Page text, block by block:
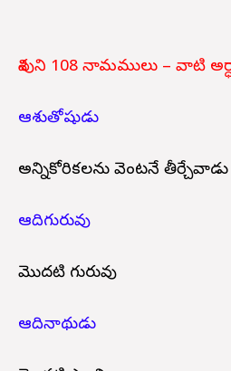
శివుని 108 నామములు – వాటి
ఆశుతోషుడు
అన్నికోరికలను వెంటనే తీర్చేవాడు
ఆదిగురువు
మొదటి గురువు
ఆదినాథుడు